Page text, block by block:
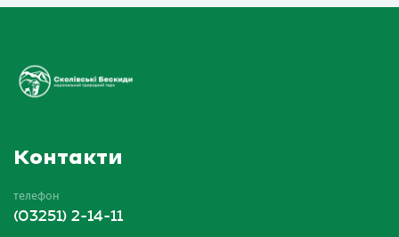
Контакти
телефон
(03251) 2-14-11